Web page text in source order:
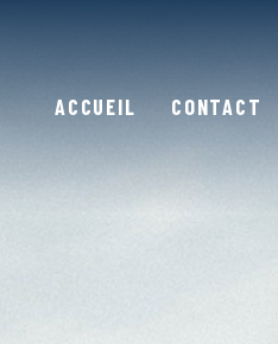
ACCUEIL CONTACT